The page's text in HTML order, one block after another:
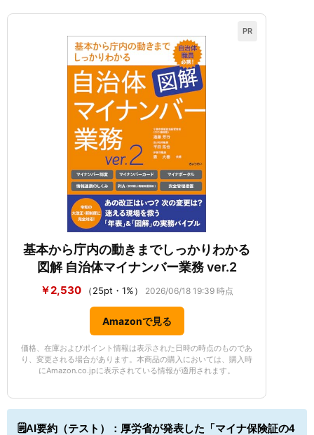
PR
基本から庁内の動きまでしっかりわかる
図解 自治体マイナンバー業務 ver.2
￥2,530 （25pt・1%） 2026/06/18 19:39 時点
Amazonで見る
価格、在庫およびポイント情報は表示された日時の時点のものであ
り、変更される場合があります。本商品の購入においては、購入時
にAmazon.co.jpに表示されている情報が適用されます。
🗒️AI要約（テスト）： 厚労省が発表した「マイナ保険証の4